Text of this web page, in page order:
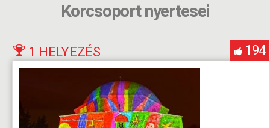
Korcsoport nyertesei
1 HELYEZÉS 194